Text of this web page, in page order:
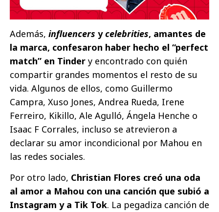
Además, influencers ycelebrities, amantes de
la marca, confesaron haber hecho el “perfect
match” en Tinder y encontrado con quién
compartir grandes momentos el resto de su
vida. Algunos de ellos, como Guillermo
Campra, Xuso Jones, Andrea Rueda, Irene
Ferreiro, Kikillo, Ale Agulló, Ángela Henche o
Isaac F Corrales, incluso se atrevieron a
declarar su amor incondicional por Mahou en
las redes sociales.
Por otro lado, Christian Flores creó una oda
al amor a Mahou con una canción que subió a
Instagram y a Tik Tok. La pegadiza canción de